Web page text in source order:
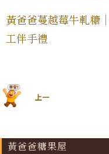
黃爸爸蔓越莓牛軋糖
工伴手禮
上一
黃爸爸糖果屋